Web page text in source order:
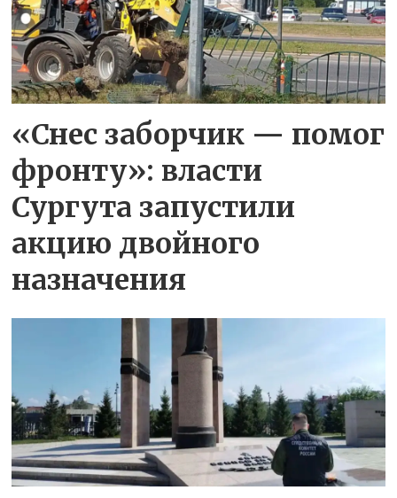
«Снес заборчик — помог
фронту»: власти
Сургута запустили
акцию двойного
назначения